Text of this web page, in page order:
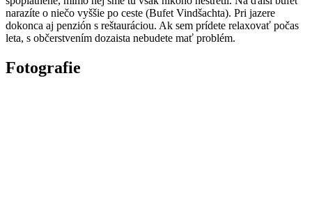
narazíte o niečo vyššie po ceste (Bufet Vindšachta). Pri jazere
dokonca aj penzión s reštauráciou. Ak sem prídete relaxovať počas
leta, s občerstvením dozaista nebudete mať problém.
Fotografie